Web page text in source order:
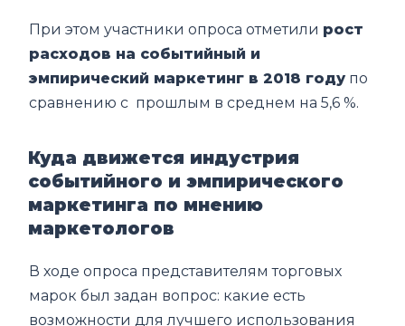
При этом участники опроса отметили рост
расходов на событийный и
эмпирический маркетинг в 2018 году по
сравнению с прошлым в среднем на 5,6 %.
Куда движется индустрия
событийного и эмпирического
маркетинга по мнению
маркетологов
В ходе опроса представителям торговых
марок был задан вопрос: какие есть
возможности для лучшего использования